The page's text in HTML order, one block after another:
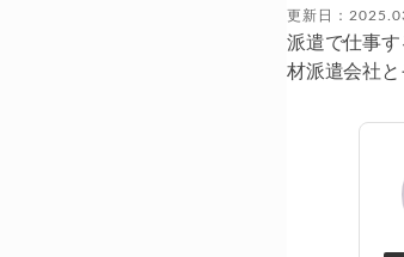
更新日：
派遣で仕事
材派遣会社